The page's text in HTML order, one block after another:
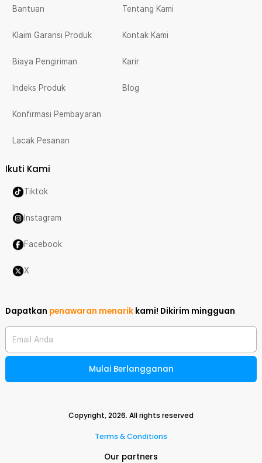
Bantuan
Klaim Garansi Produk
Biaya Pengiriman
Indeks Produk
Konfirmasi Pembayaran
Lacak Pesanan
Tentang Kami
Kontak Kami
Karir
Blog
Ikuti Kami
Tiktok
Instagram
Facebook
X
Dapatkan penawaran menarik kami! Dikirim mingguan
Email Anda
Mulai Berlangganan
Copyright,2026. All rights reserved
Terms & Conditions
Our partners